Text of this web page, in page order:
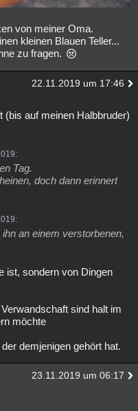
von meiner Oma.
kleinen Blauen Teller...
zu fragen.
22.11.2019 um 17:46
auf meinen Halbbruder)
Tag.
doch dann erinnert
an einem verstorbenen,
ist, sondern von Dingen
sind halt im
möchte
demjenigen gehört hat.
23.11.2019 um 06:17